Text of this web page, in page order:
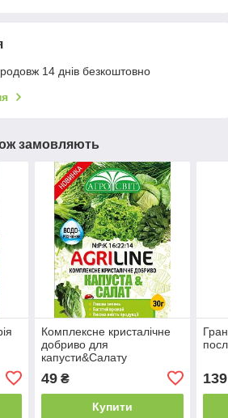
14 днів безкоштовно
замовляють
Комплексне кристалічне
добриво для
капусти&Салату
49₴
Купити
139